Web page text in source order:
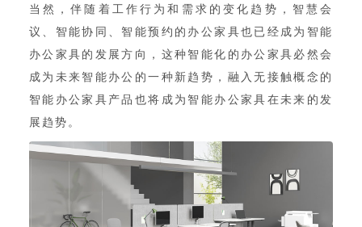
当然，伴随着工作行为和需求的变化趋势，智慧会
议、智能协同、智能预约的办公家具也已经成为智能
办公家具的发展方向，这种智能化的办公家具必然会
成为未来智能办公的一种新趋势，融入无接触概念的
智能办公家具产品也将成为智能办公家具在未来的发
展趋势。